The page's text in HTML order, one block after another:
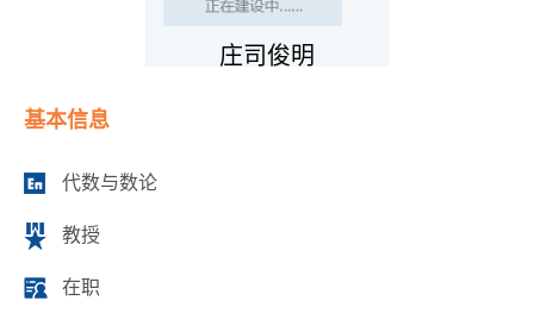
基本信息
代数与数论
教授
在职
庄司俊明